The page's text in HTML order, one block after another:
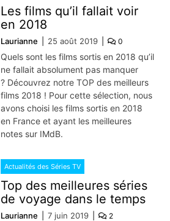
Les films qu’il fallait voir
en 2018
Laurianne 25 août 2019 0
Quels sont les films sortis en 2018 qu’il
ne fallait absolument pas manquer
? Découvrez notre TOP des meilleurs
films 2018 ! Pour cette sélection, nous
avons choisi les films sortis en 2018
en France et ayant les meilleures
notes sur IMdB.
Actualités des Séries TV
Top des meilleures séries
de voyage dans le temps
Laurianne 7 juin 2019 2